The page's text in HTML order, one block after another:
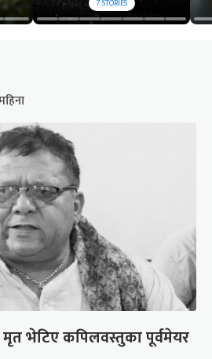
7STORIES
मृत भेटिए कपिलवस्तुका पूर्वमेयर